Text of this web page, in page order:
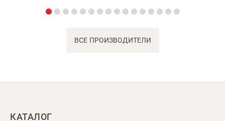
ВСЕ ПРОИЗВОДИТЕЛИ
КАТАЛОГ